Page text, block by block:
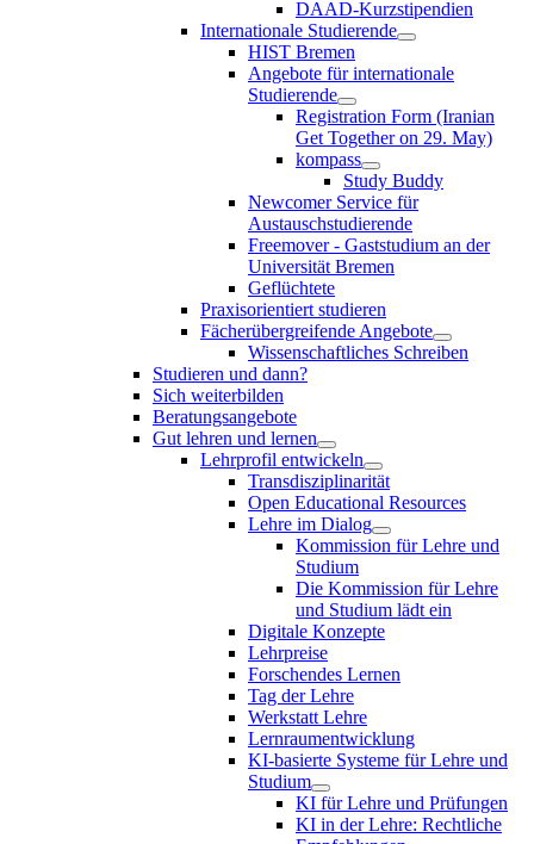
DAAD-Kurzstipendien
Internationale Studierende
HIST Bremen
Angebote für internationale
Studierende
Registration Form (Iranian
Get Together on 29. May)
kompass
Study Buddy
Newcomer Service für
Austauschstudierende
Freemover - Gaststudium an der
Universität Bremen
Geflüchtete
Praxisorientiert studieren
Fächerübergreifende Angebote
Wissenschaftliches Schreiben
Studieren und dann?
Sich weiterbilden
Beratungsangebote
Gut lehren und lernen
Lehrprofil entwickeln
Transdisziplinarität
Open Educational Resources
Lehre im Dialog
Kommission für Lehre und
Studium
Die Kommission für Lehre
und Studium lädt ein
Digitale Konzepte
Lehrpreise
Forschendes Lernen
Tag der Lehre
Werkstatt Lehre
Lernraumentwicklung
KI-basierte Systeme für Lehre und
Studium
KI für Lehre und Prüfungen
KI in der Lehre: Rechtliche